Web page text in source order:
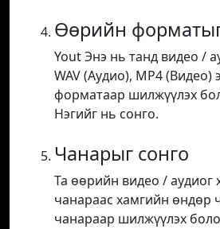
Өөрийн
Yout Энэ нь танд видео /
WAV (Аудио), MP4 (Видео)
форматаар шилжүүлэх
Нэгийг нь сонго.
Чанарыг сонго
Та өөрийн видео / аудиог
чанараас хамгийн өндөр
чанараар шилжүүлэх